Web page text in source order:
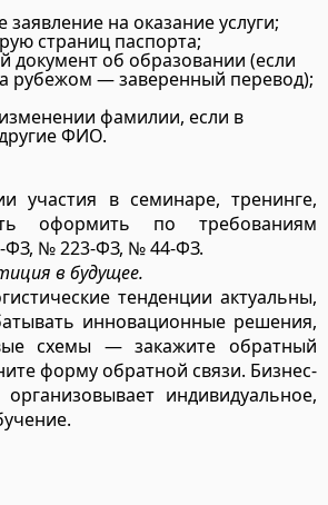
заявление на оказание услуги;
страниц паспорта;
документ об образовании (если
рубежом — заверенный перевод);
фамилии, если в
ФИО.
участия в семинаре, тренинге,
оформить по требованиям
№ 223-ФЗ, № 44-ФЗ.
в будущее.
тенденции актуальны,
инновационные решения,
схемы — закажите обратный
форму обратной связи. Бизнес-
индивидуальное,